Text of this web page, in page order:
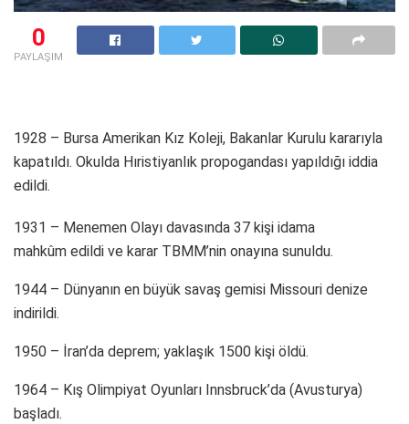
0
PAYLAŞIM
1928 – Bursa Amerikan Kız Koleji, Bakanlar Kurulu kararıyla
kapatıldı. Okulda Hıristiyanlık propogandası yapıldığı iddia
edildi.
1931 – Menemen Olayı davasında 37 kişi idama
mahkûm edildi ve karar TBMM’nin onayına sunuldu.
1944 – Dünyanın en büyük savaş gemisi Missouri denize
indirildi.
1950 – İran’da deprem; yaklaşık 1500 kişi öldü.
1964 – Kış Olimpiyat Oyunları Innsbruck’da (Avusturya)
başladı.